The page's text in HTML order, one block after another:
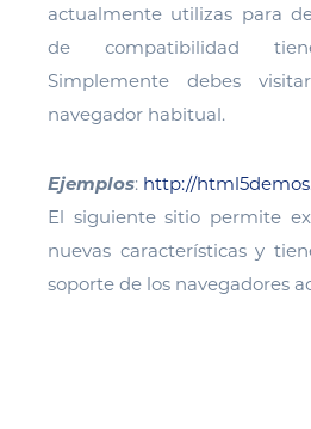
actualmente utilizas para
de compatibilidad
Simplemente debes
navegador habitual.
Ejemplos: http://
El siguiente sitio permite
nuevas características y
soporte de los navegadores